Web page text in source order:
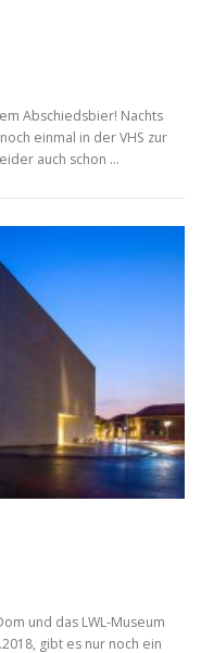
Abschiedsbier! Nachts
einmal in der VHS zur
auch schon …
und das LWL-Museum
gibt es nur noch ein